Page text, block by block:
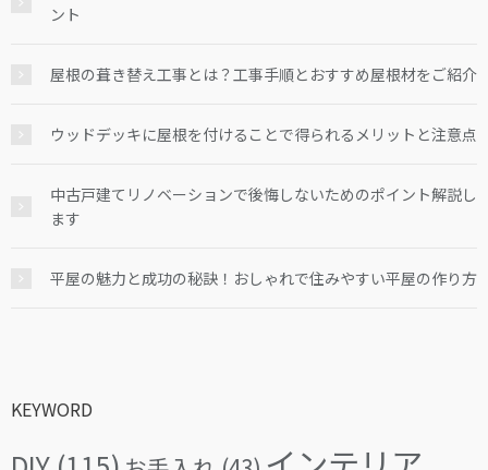
ント
屋根の葺き替え工事とは？工事手順とおすすめ屋根材をご紹介
ウッドデッキに屋根を付けることで得られるメリットと注意点
中古戸建てリノベーションで後悔しないためのポイント解説し
ます
平屋の魅力と成功の秘訣！おしゃれで住みやすい平屋の作り方
KEYWORD